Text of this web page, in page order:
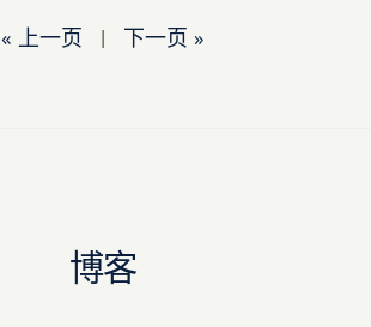
« 上一页 | 下一页 »
博客